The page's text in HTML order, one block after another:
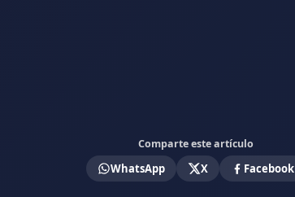
Comparte este artículo
WhatsApp X Facebook